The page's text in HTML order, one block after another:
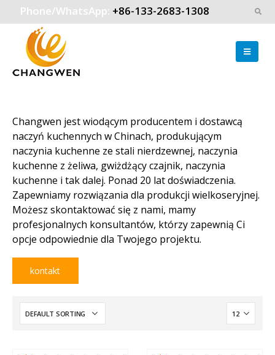
Phone/WhatsApp: +86-133-2683-1308
Changwen jest wiodącym producentem i dostawcą
naczyń kuchennych w Chinach, produkującym
naczynia kuchenne ze stali nierdzewnej, naczynia
kuchenne z żeliwa, gwiżdżący czajnik, naczynia
kuchenne i tak dalej. Ponad 20 lat doświadczenia.
Zapewniamy rozwiązania dla produkcji wielkoseryjnej.
Możesz skontaktować się z nami, mamy
profesjonalnych konsultantów, którzy zapewnią Ci
opcje odpowiednie dla Twojego projektu.
kontakt